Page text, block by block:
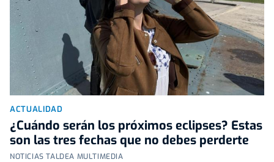
ACTUALIDAD
¿Cuándo serán los próximos eclipses? Estas
son las tres fechas que no debes perderte
NOTICIAS TALDEA MULTIMEDIA